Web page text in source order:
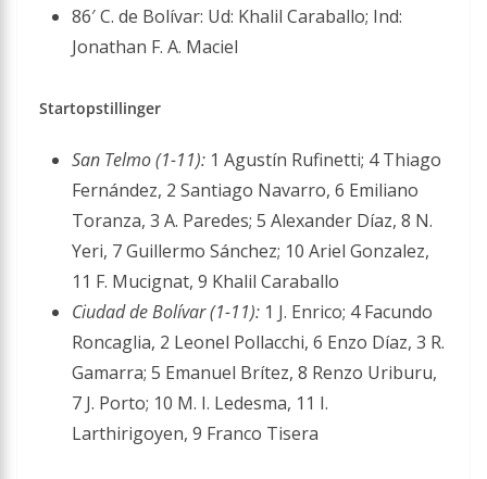
86′ C. de Bolívar: Ud: Khalil Caraballo; Ind:
Jonathan F. A. Maciel
Startopstillinger
San Telmo (1-11): 1 Agustín Rufinetti; 4 Thiago
Fernández, 2 Santiago Navarro, 6 Emiliano
Toranza, 3 A. Paredes; 5 Alexander Díaz, 8 N.
Yeri, 7 Guillermo Sánchez; 10 Ariel Gonzalez,
11 F. Mucignat, 9 Khalil Caraballo
Ciudad de Bolívar (1-11): 1 J. Enrico; 4 Facundo
Roncaglia, 2 Leonel Pollacchi, 6 Enzo Díaz, 3 R.
Gamarra; 5 Emanuel Brítez, 8 Renzo Uriburu,
7 J. Porto; 10 M. I. Ledesma, 11 I.
Larthirigoyen, 9 Franco Tisera